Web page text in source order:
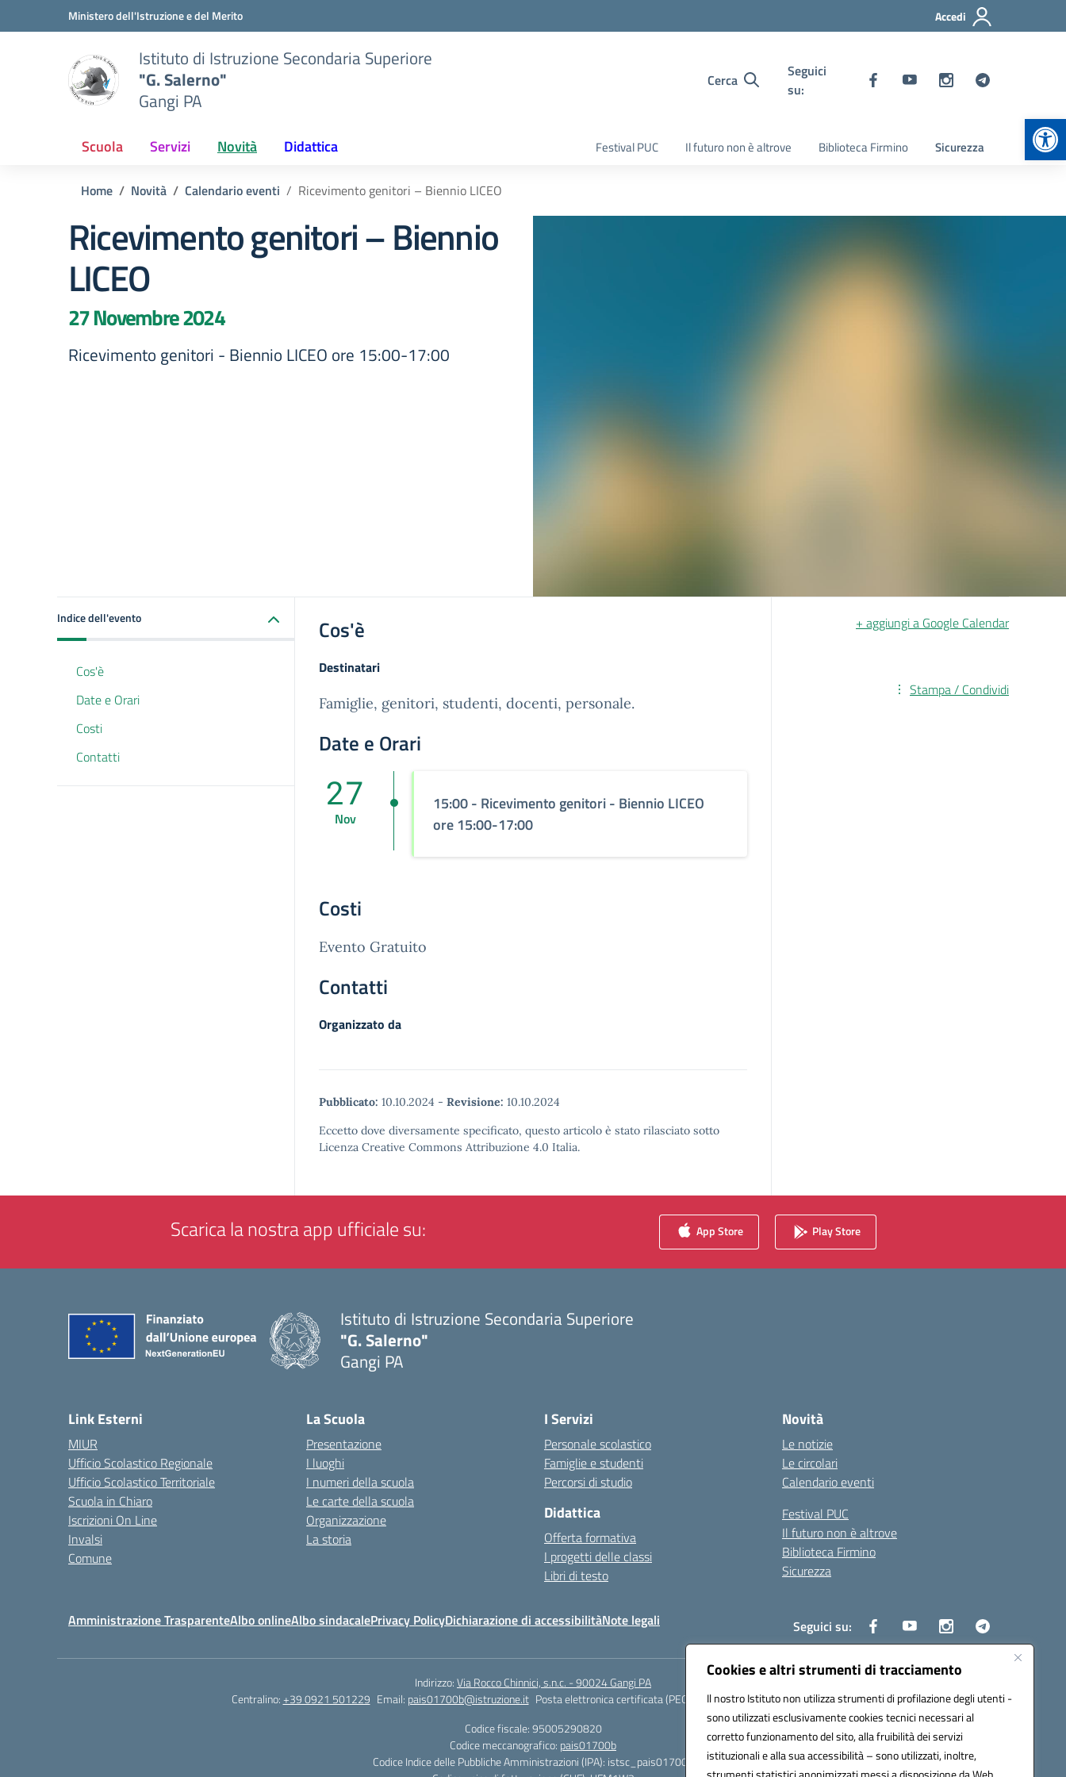
Cookies e altri strumenti di tracciamento
Il nostro Istituto non utilizza strumenti di profilazione degli utenti -
sono utilizzati esclusivamente cookies tecnici necessari al
corretto funzionamento del sito, alla fruibilità dei servizi
istituzionali e alla sua accessibilità – sono utilizzati, inoltre,
Vai ai contenuti
Vai al menu di navigazioneMinistero dell'Istruzione e del Merito Accedi
Istituto di Istruzione Secondaria Superiore
"G. Salerno"
Gangi PA
Cerca
Seguici
su:
Scuola Servizi Novità Didattica Festival PUC Il futuro non è altrove Biblioteca Firmino Sicurezza
Home Novità Calendario eventi Ricevimento genitori – Biennio LICEO
Ricevimento genitori – Biennio
LICEO
27 Novembre 2024
Ricevimento genitori - Biennio LICEO ore 15:00-17:00
Indice dell'evento
Cos'è
Date e Orari
Costi
Contatti
Cos'è
Destinatari
Famiglie, genitori, studenti, docenti, personale.
Date e Orari
27
Nov
15:00- Ricevimento genitori - Biennio LICEO
ore 15:00-17:00
Costi
Evento Gratuito
Contatti
Organizzato da
Pubblicato: 10.10.2024 - Revisione: 10.10.2024
Eccetto dove diversamente specificato, questo articolo è stato rilasciato sotto
Licenza Creative Commons Attribuzione 4.0 Italia.
+ aggiungi a Google Calendar
Stampa / Condividi
Scarica la nostra app ufficiale su: App Store Play Store
Istituto di Istruzione Secondaria Superiore
"G. Salerno"
Gangi PA
Link Esterni
MIUR
Ufficio Scolastico Regionale
Ufficio Scolastico Territoriale
Scuola in Chiaro
Iscrizioni On Line
Invalsi
Comune
La Scuola
Presentazione
I luoghi
I numeri della scuola
Le carte della scuola
Organizzazione
La storia
I Servizi
Personale scolastico
Famiglie e studenti
Percorsi di studio
Didattica
Offerta formativa
I progetti delle classi
Libri di testo
Novità
Le notizie
Le circolari
Calendario eventi
Festival PUC
Il futuro non è altrove
Biblioteca Firmino
Sicurezza
Amministrazione TrasparenteAlbo onlineAlbo sindacalePrivacy PolicyDichiarazione di accessibilitàNote legali Seguici su:
Indirizzo:Via Rocco Chinnici, s.n.c. - 90024 Gangi PA
Centralino:+39 0921 501229 Email: pais01700b@istruzione.it Posta elettronica certificata (PEC):
pais01700b@pec.istruzione.it
Codice fiscale: 95005290820
Codice meccanografico: pais01700b
Codice Indice delle Pubbliche Amministrazioni (IPA): istsc_pais01700b